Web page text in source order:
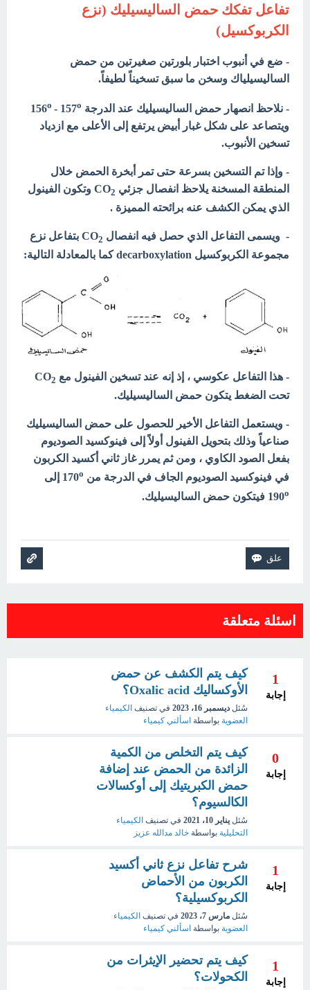
تفاعل تفكك حمض الساليسيليك (نزع
الكربوكسيل)
- ضع في أنبوب اختبار بلورتين صغيرتين من حمض
الساليسيلياك وسخن ما سبق تسخيناً لطيفاً.
- نلاحظ انصهار حمض الساليسيليك عند الدرجة 156 o - 157o
ويتصاعد على شكل غبار أبيض يرتفع إلى الأعلى مع ازدياد
تسخين الأنبوب.
- وإذا تم التسخين بسرعة حتى تمر أبخرة الحمض خلال
المنطقة المسخنة يلاحظ انفصال جزئي CO 2
وتكون الفينول
الذي يمكن الكشف عنه برائحته المميزة .
- ويسمى التفاعل الذي حصل فيه انفصال CO 2
بتفاعل نزع
مجموعة الكربوكسيل decarboxylation كما بالمعادلة التالية:
- هذا التفاعل عكوسي ، إذ إنه عند تسخين الفينول مع CO 2
تحت الضغط يتكون حمض الساليسيليك.
- ويستعمل التفاعل الأخير للحصول على حمض الساليسيليك
صناعياً وذلك بتحويل الفينول أولاً إلى فينوكسيد الصوديوم
بفعل الصود الكاوي ، ومن ثم يمرر غاز ثاني أكسيد الكربون
في فينوكسيد الصوديوم الجاف في الدرجة من 170 o
إلى
190o فيتكون حمض الساليسيليك.
اسئلة متعلقة
1
إجابة
كيف يتم الكشف عن حمض
الأوكساليك Oxalic acid؟
سُئل ديسمبر 16، 2023 في تصنيف الكيمياء
العضوية بواسطة اسألني كيمياء
0
إجابة
كيف يتم التخلص من الكمية
الزائدة من الحمض عند إضافة
حمض الكبريتيك إلى أوكسالات
الكالسيوم؟
سُئل يناير 10، 2021 في تصنيف الكيمياء
التحليلية بواسطة خالد مدالله عزيز
1
إجابة
شرح تفاعل نزع ثاني أكسيد
الكربون من الأحماض
الكربوكسيلية؟
سُئل مارس 7، 2023 في تصنيف الكيمياء
العضوية بواسطة اسألني كيمياء
1
إجابة
كيف يتم تحضير الإيثرات من
الكحولات؟